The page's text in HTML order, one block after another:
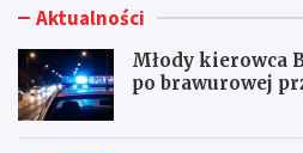
Aktualności
Młody kierowca
po brawurowej